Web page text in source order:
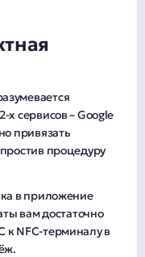
х сервисов – Google
привязать
процедуру
в приложение
вам достаточно
к NFC-терминалу в